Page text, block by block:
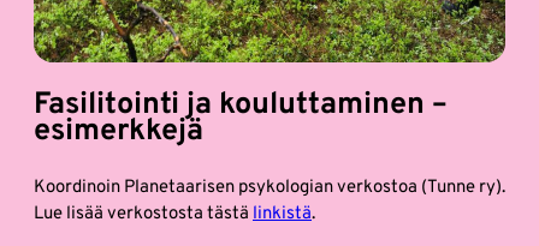
Fasilitointi ja kouluttaminen –
esimerkkejä
Koordinoin Planetaarisen psykologian verkostoa (Tunne ry).
Lue lisää verkostosta tästä linkistä.